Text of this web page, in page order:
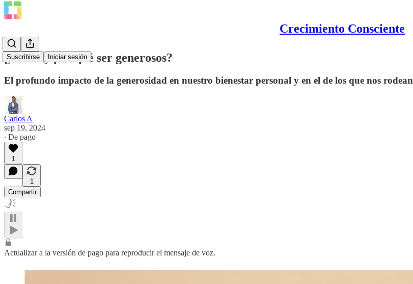
Crecimiento Consciente
Suscribirse Iniciar sesión
¿Cómo y por qué ser generosos?
El profundo impacto de la generosidad en nuestro bienestar personal y en el de los que nos rodean
Carlos A
sep 19, 2024
∙ De pago
1
1
Compartir
Actualizar a la versión de pago para reproducir el mensaje de voz.